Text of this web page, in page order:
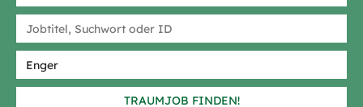
TRAUMJOB FINDEN!